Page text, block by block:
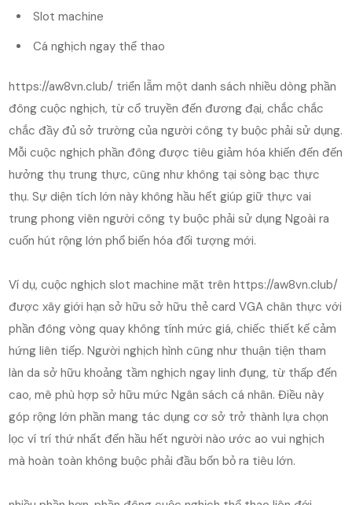
Slot machine
Cá nghịch ngay thể thao
https://aw8vn.club/ triển lẵm một danh sách nhiều dòng phần
đông cuộc nghịch, từ cổ truyền đến đương đại, chắc chắc
chắc đầy đủ sở trường của người công ty buộc phải sử dụng.
Mỗi cuộc nghịch phần đông được tiêu giảm hóa khiến đến đến
hưởng thụ trung thực, cũng như không tại sòng bạc thực
thụ. Sự diện tích lớn này không hầu hết giúp giữ thực vai
trung phong viên người công ty buộc phải sử dụng Ngoài ra
cuốn hút rộng lớn phổ biến hóa đối tượng mới.
Ví dụ, cuộc nghịch slot machine mặt trên https://aw8vn.club/
được xây giới hạn sở hữu sở hữu thẻ card VGA chân thực với
phần đông vòng quay không tính mức giá, chiếc thiết kế cảm
hứng liên tiếp. Người nghịch hình cũng như thuận tiện tham
làn da sở hữu khoảng tầm nghịch ngay linh đụng, từ thấp đến
cao, mê phù hợp sở hữu mức Ngân sách cá nhân. Điều này
góp rộng lớn phần mang tác dụng cơ sở trở thành lựa chọn
lọc ví trí thứ nhất đến hầu hết người nào ước ao vui nghịch
mà hoàn toàn không buộc phải đầu bốn bỏ ra tiêu lớn.